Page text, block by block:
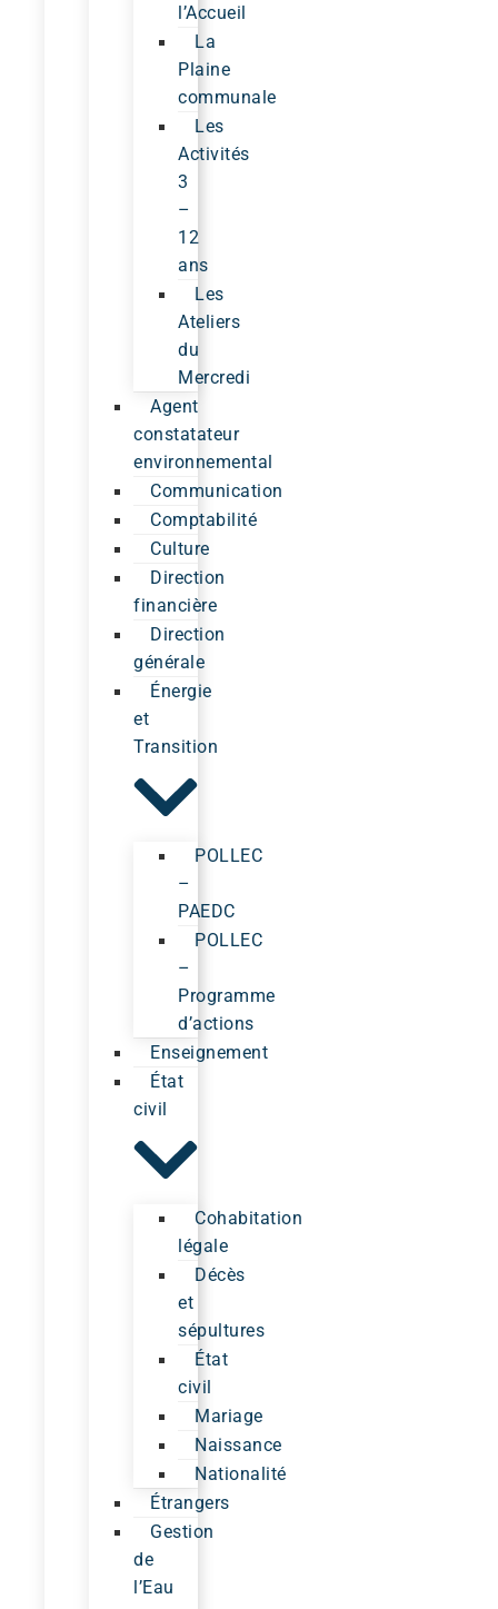
l’Accueil
La
Plaine
communale
Les
Activités
3
–
12
ans
Les
Ateliers
du
Mercredi
Agent
constatateur
environnemental
Communication
Comptabilité
Culture
Direction
financière
Direction
générale
Énergie
et
Transition
POLLEC
–
PAEDC
POLLEC
–
Programme
d’actions
Enseignement
État
civil
Cohabitation
légale
Décès
et
sépultures
État
civil
Mariage
Naissance
Nationalité
Étrangers
Gestion
de
l’Eau